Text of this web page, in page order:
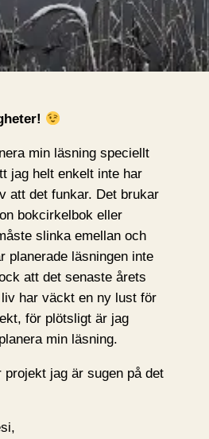
min läsning speciellt
jag helt enkelt inte har
att det funkar. Det brukar
bokcirkelbok eller
slinka emellan och
planerade läsningen inte
att det senaste årets
har väckt en ny lust för
för plötsligt är jag
min läsning.
projekt jag är sugen på det